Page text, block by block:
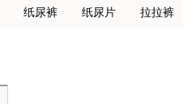
纸尿裤 纸尿片 拉拉裤